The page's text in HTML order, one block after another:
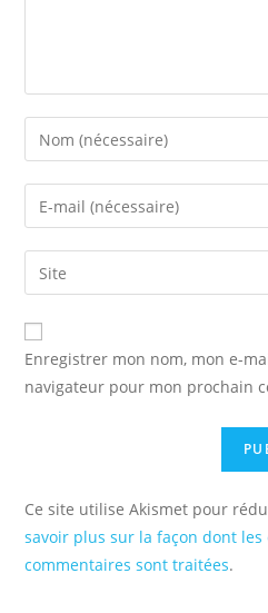
Enter
your
name
comment
Enter
your
email
address
comment
Saisir
l’URL
de
votre
(facultatif)
Enregistrer mon nom, mon e-
navigateur pour mon prochain
Ce site utilise Akismet pour
savoir plus sur la façon dont les
commentaires sont traitées.